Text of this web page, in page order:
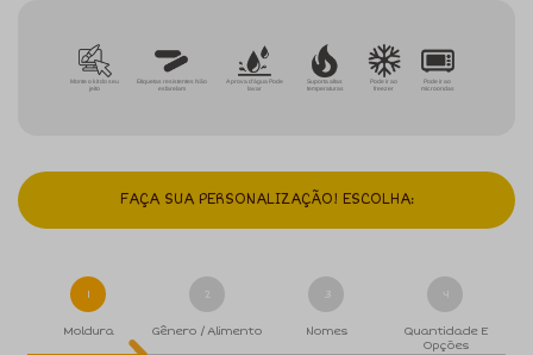
Monte o kit do seu
jeito
Etiquetas resistentes Não
esfarelam
A prova d'água Pode
lavar
Suporta altas
temperaturas
Pode ir ao
freezer
Pode ir ao
microondas
FAÇA SUA PERSONALIZAÇÃO! ESCOLHA:
1
Moldura
2
Gênero / Alimento
3
Nomes
4
Quantidade E
Opções